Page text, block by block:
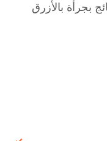
بجرأة بالأزرق